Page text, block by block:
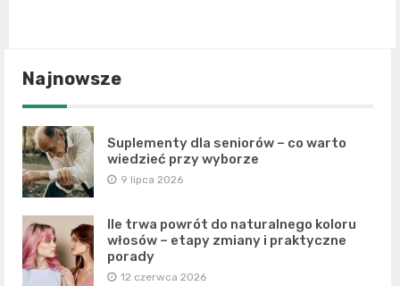
Najnowsze
Suplementy dla seniorów – co warto
wiedzieć przy wyborze
9 lipca 2026
Ile trwa powrót do naturalnego koloru
włosów – etapy zmiany i praktyczne
porady
12 czerwca 2026